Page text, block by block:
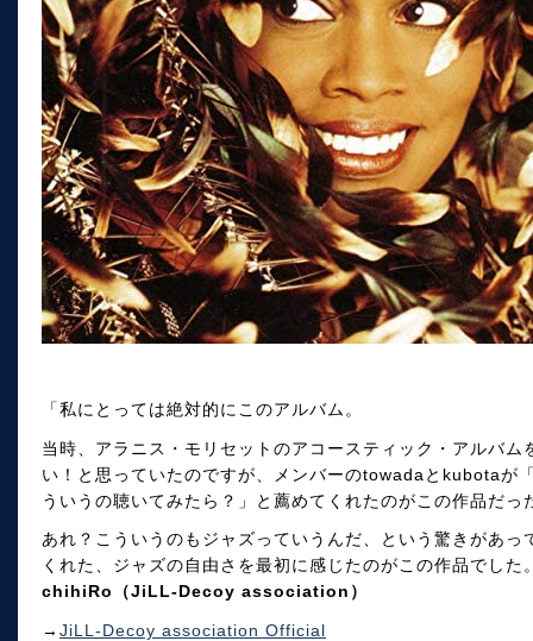
「私にとっては絶対的にこのアルバム。
当時、アラニス・モリセットのアコースティック・アルバ
い！と思っていたのですが、メンバーのtowadaとkubotaが
ういうの聴いてみたら？」と薦めてくれたのがこの作品だっ
あれ？こういうのもジャズっていうんだ、という驚きがあ
くれた、ジャズの自由さを最初に感じたのがこの作品でした
chihiRo（JiLL-Decoy association）
→ JiLL-Decoy association Official